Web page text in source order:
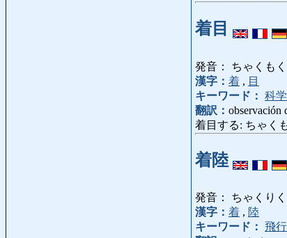
着目
発音： ちゃくもく
漢字： 着 , 目
キーワード： 科学
翻訳： observación
着目する: ちゃく
着陸
発音： ちゃくりく
漢字： 着 , 陸
キーワード： 飛